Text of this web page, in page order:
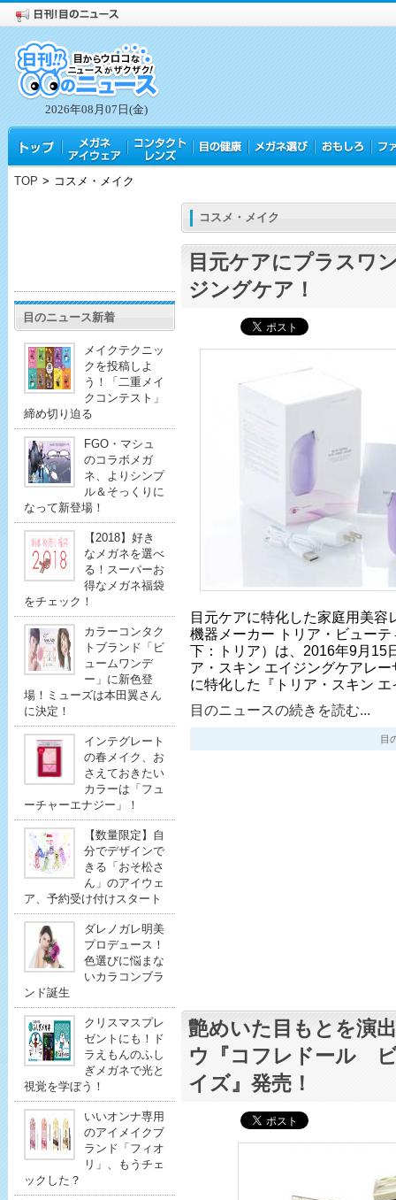
2026年08月07日(金)
TOP > コスメ・メイク
目のニュース新着
メイクテクニッ
クを投稿しよ
う！「二重メイ
クコンテスト」
締め切り迫る
FGO・マシュ
のコラボメガ
ネ、よりシンプ
ル＆そっくりに
なって新登場！
【2018】好き
なメガネを選べ
る！スーパーお
得なメガネ福袋
をチェック！
カラーコンタク
トブランド「ビ
ュームワンデ
ー」に新色登
場！ミューズは本田翼さん
に決定！
インテグレート
の春メイク、お
さえておきたい
カラーは「フュ
ーチャーエナジー」！
【数量限定】自
分でデザインで
きる「おそ松さ
ん」のアイウェ
ア、予約受け付けスタート
ダレノガレ明美
プロデュース！
色選びに悩まな
いカラコンブラ
ンド誕生
クリスマスプレ
ゼントにも！ド
ラえもんのふし
ぎメガネで光と
視覚を学ぼう！
いいオンナ専用
のアイメイクブ
ランド「フィオ
リ」、もうチェ
ックした？
コスメ・メイク
目元ケアにプラスワ
ジングケア！
目元ケアに特化した家庭用美容
機器メーカー トリア・ビュー
下：トリア）は、2016年9月15
ア・スキン エイジングケアレ
に特化した『トリア・スキン
目のニュースの続きを読む...
目
艶めいた目もとを演
ウ『コフレドール
イズ』発売！